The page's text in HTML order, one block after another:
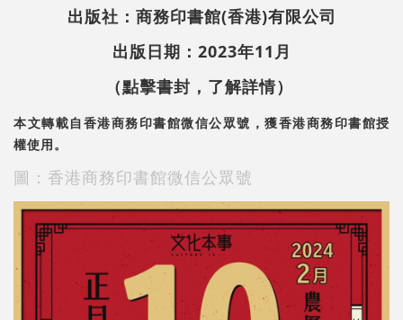
出版社：商務印書館(香港)有限公司
出版日期：2023年11月
（點擊書封，了解詳情）
本文轉載自香港商務印書館微信公眾號，獲香港商務印書館授
權使用。
圖：香港商務印書館微信公眾號